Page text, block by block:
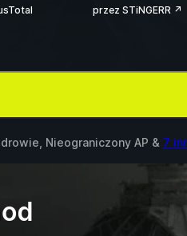
przez STiNGERR ↗
Nieograniczony AP & 7